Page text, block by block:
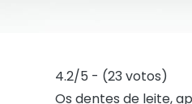
4.2/5 - (23 votos)
Os dentes de leite,